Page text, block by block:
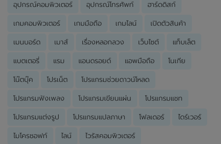
อุปกรณ์คอมพิวเตอร์ อุปกรณ์โทรศัพท์ ฮาร์ดดิสก์
เกมคอมพิวเตอร์ เกมมือถือ เกมไลน์ เปิดตัวสินค้า
เมนบอร์ด เมาส์ เรื่องหลอกลวง เว็บไซต์ แท็บเล็ต
แบตเตอรี่ แรม แอนดรอยด์ แอพมือถือ โนเกีย
โน๊ตบุ๊ค โปรเน็ต โปรแกรมช่วยดาวน์โหลด
โปรแกรมฟังเพลง โปรแกรมเขียนแผ่น โปรแกรมแชท
โปรแกรมแต่งรูป โปรแกรมแปลภาษา โฟลเดอร์ ไดร์เวอร์
ไมโครซอฟท์ ไลน์ ไวรัสคอมพิวเตอร์